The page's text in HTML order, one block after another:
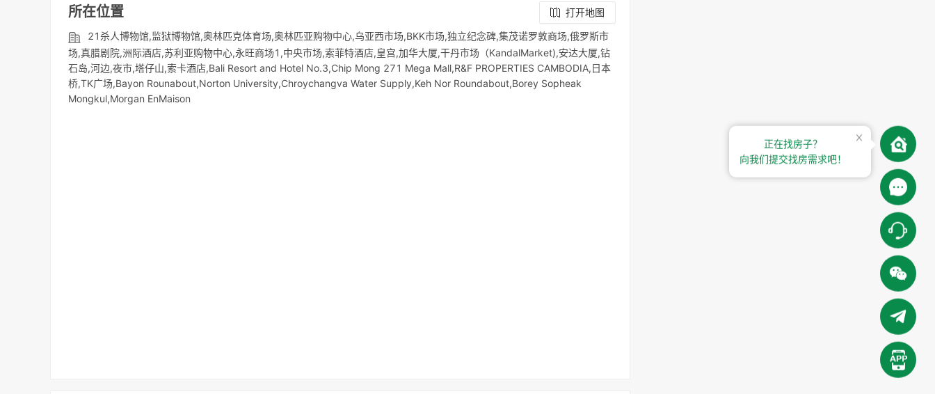
所在位置
打开地图
21杀人博物馆,监狱博物馆,奥林匹克体育场,奥林匹亚购物中心,乌亚西市场,BKK市场,独立纪念碑,集茂诺罗敦商场,俄罗斯市
场,真腊剧院,洲际酒店,苏利亚购物中心,永旺商场1,中央市场,索菲特酒店,皇宫,加华大厦,干丹市场（KandalMarket),安达大厦,钻
石岛,河边,夜市,塔仔山,索卡酒店,Bali Resort and Hotel No.3,Chip Mong 271 Mega Mall,R&F PROPERTIES CAMBODIA,日本
桥,TK广场,Bayon Rounabout,Norton University,Chroychangva Water Supply,Keh Nor Roundabout,Borey Sopheak
Mongkul,Morgan EnMaison
正在找房子？
向我们提交找房需求吧！